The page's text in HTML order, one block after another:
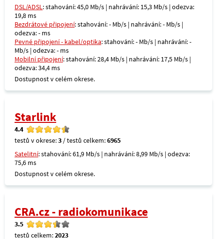
DSL/ADSL: stahování: 45,0 Mb/s | nahrávání: 15,3 Mb/s | odezva:
19,8 ms
Bezdrátové připojení: stahování: - Mb/s | nahrávání: - Mb/s |
odezva: - ms
Pevné připojení - kabel/optika: stahování: - Mb/s | nahrávání: -
Mb/s | odezva: - ms
Mobilní připojení: stahování: 28,4 Mb/s | nahrávání: 17,5 Mb/s |
odezva: 34,4 ms
Dostupnost v celém okrese.
Starlink
4.4
testů v okrese:3 / testů celkem:6965
Satelitní: stahování: 61,9 Mb/s | nahrávání: 8,99 Mb/s | odezva:
75,6 ms
Dostupnost v celém okrese.
CRA.cz - radiokomunikace
3.5
testů celkem:2023